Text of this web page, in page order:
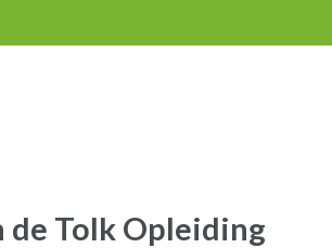
de Tolk Opleiding